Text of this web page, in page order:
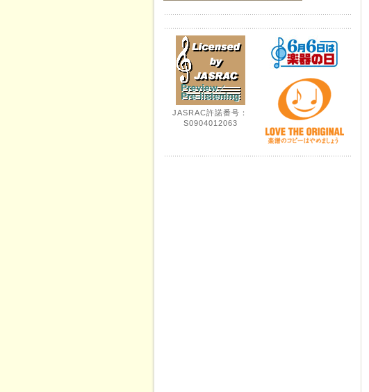
JASRAC許諾番号：
S0904012063